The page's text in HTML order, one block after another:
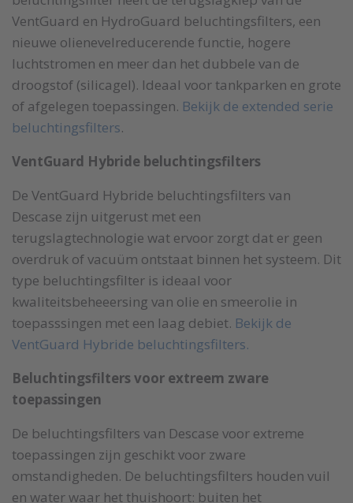
VentGuard en HydroGuard beluchtingsfilters, een
nieuwe olienevelreducerende functie, hogere
luchtstromen en meer dan het dubbele van de
droogstof (silicagel). Ideaal voor tankparken en grote
of afgelegen toepassingen. Bekijk de extended serie
beluchtingsfilters.
VentGuard Hybride beluchtingsfilters
De VentGuard Hybride beluchtingsfilters van
Descase zijn uitgerust met een
terugslagtechnologie wat ervoor zorgt dat er geen
overdruk of vacuüm ontstaat binnen het systeem. Dit
type beluchtingsfilter is ideaal voor
kwaliteitsbeheeersing van olie en smeerolie in
toepasssingen met een laag debiet. Bekijk de
VentGuard Hybride beluchtingsfilters.
Beluchtingsfilters voor extreem zware
toepassingen
De beluchtingsfilters van Descase voor extreme
toepassingen zijn geschikt voor zware
omstandigheden. De beluchtingsfilters houden vuil
en water waar het thuishoort: buiten het